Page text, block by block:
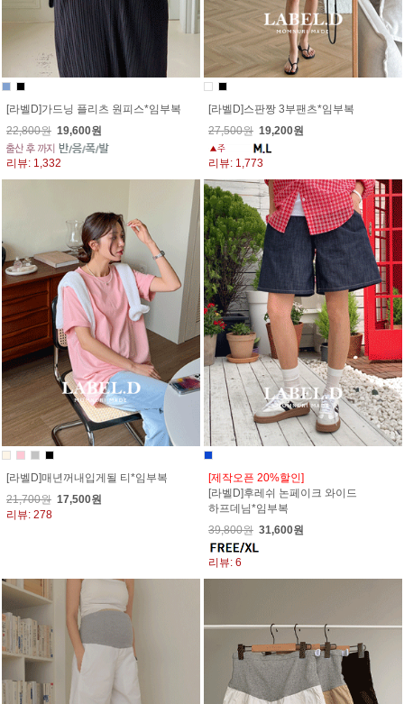
[라벨D]가드닝 플리츠 원피스*임부복
22,800원 19,600원
리뷰: 1,332
[라벨D]스판짱 3부팬츠*임부복
27,500원 19,200원
리뷰: 1,773
[라벨D]매년꺼내입게될 티*임부복
21,700원 17,500원
리뷰: 278
[제작오픈 20%할인]
[라벨D]후레쉬 논페이크 와이드
하프데님*임부복
39,800원 31,600원
리뷰: 6